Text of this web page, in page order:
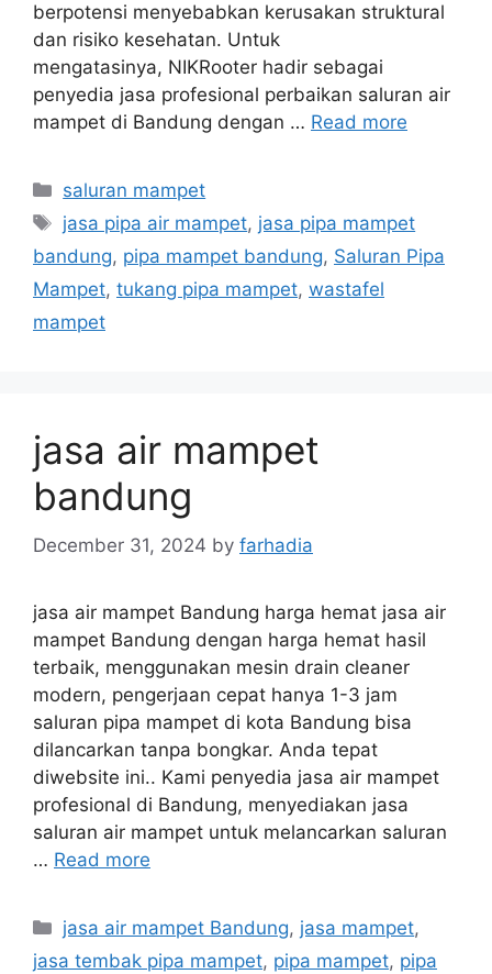
berpotensi menyebabkan kerusakan struktural
dan risiko kesehatan. Untuk
mengatasinya, NIKRooter hadir sebagai
penyedia jasa profesional perbaikan saluran air
mampet di Bandung dengan … Read more
Categories
saluran mampet
Tags
jasa pipa air mampet, jasa pipa mampet
bandung, pipa mampet bandung, Saluran Pipa
Mampet, tukang pipa mampet, wastafel
mampet
jasa air mampet
bandung
December 31, 2024 by farhadia
jasa air mampet Bandung harga hemat jasa air
mampet Bandung dengan harga hemat hasil
terbaik, menggunakan mesin drain cleaner
modern, pengerjaan cepat hanya 1-3 jam
saluran pipa mampet di kota Bandung bisa
dilancarkan tanpa bongkar. Anda tepat
diwebsite ini.. Kami penyedia jasa air mampet
profesional di Bandung, menyediakan jasa
saluran air mampet untuk melancarkan saluran
… Read more
Categories
jasa air mampet Bandung, jasa mampet,
jasa tembak pipa mampet, pipa mampet, pipa